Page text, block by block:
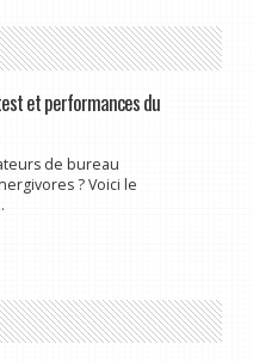
et performances du
de bureau
? Voici le